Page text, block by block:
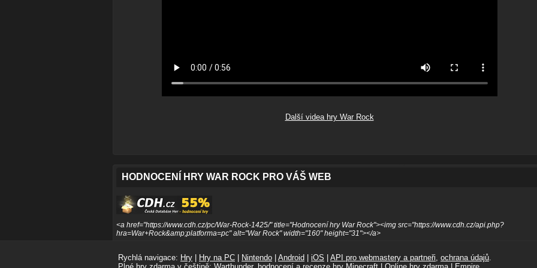
Další videa hry War Rock
HODNOCENÍ HRY WAR ROCK PRO VÁŠ WEB
<a href="https://www.cdh.cz/pc/War-Rock-1425/" title="Hodnocení hry War Rock"><img src="https://www.cdh.cz/api.php?
hra=War+Rock&amp;platforma=pc" alt="War Rock" width="160" height="31"></a>
Rychlá navigace: Hry Hry na PC Nintendo Android iOS API pro webmastery a partneři, ochrana údajů.